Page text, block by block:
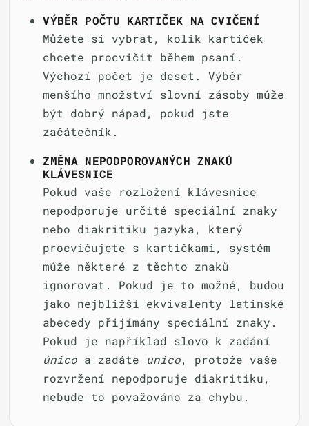
VÝBĚR POČTU KARTIČEK NA CVIČENÍ
Můžete si vybrat, kolik kartiček
chcete procvičit během psaní.
Výchozí počet je deset. Výběr
menšího množství slovní zásoby může
být dobrý nápad, pokud jste
začátečník.
ZMĚNA NEPODPOROVANÝCH ZNAKŮ
KLÁVESNICE
Pokud vaše rozložení klávesnice
nepodporuje určité speciální znaky
nebo diakritiku jazyka, který
procvičujete s kartičkami, systém
může některé z těchto znaků
ignorovat. Pokud je to možné, budou
jako nejbližší ekvivalenty latinské
abecedy přijímány speciální znaky.
Pokud je například slovo k zadání
único a zadáte unico, protože vaše
rozvržení nepodporuje diakritiku,
nebude to považováno za chybu.